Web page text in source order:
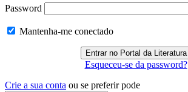
Password
Mantenha-me conectado
Esqueceu-se da password?
Crie a sua conta ou se preferir pode